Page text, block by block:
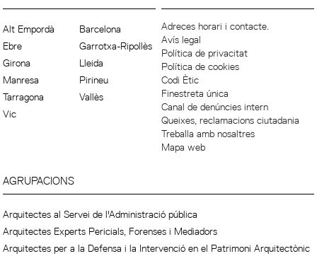
Alt Empordà
Barcelona
Ebre
Garrotxa-Ripollès
Girona
Lleida
Manresa
Pirineu
Tarragona
Vallès
Vic
Adreces horari i contacte.
Avís legal
Política de privacitat
Política de cookies
Codi Ètic
Finestreta única
Canal de denúncies intern
Queixes, reclamacions ciutadania
Treballa amb nosaltres
Mapa web
AGRUPACIONS
Arquitectes al Servei de l'Administració pública
Arquitectes Experts Pericials, Forenses i Mediadors
Arquitectes per a la Defensa i la Intervenció en el Patrimoni Arquitectònic